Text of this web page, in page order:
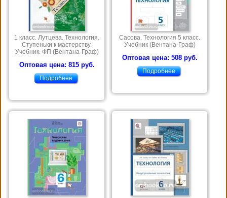
1 класс. Лутцева. Технология.
Ступеньки к мастерству.
Учебник. ФП (Вентана-Граф)
Оптовая цена: 815 руб.
Подробнее
Сасова. Технология 5 класс.
Учебник (Вентана-Граф)
Оптовая цена: 508 руб.
Подробнее